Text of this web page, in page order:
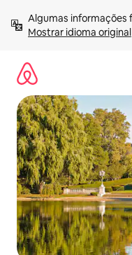
para
Mostrar idioma original